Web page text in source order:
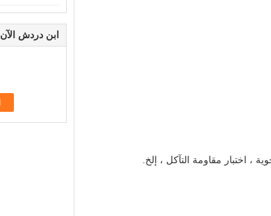
ابن دردش الآن